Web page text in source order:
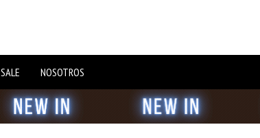
SALE NOSOTROS